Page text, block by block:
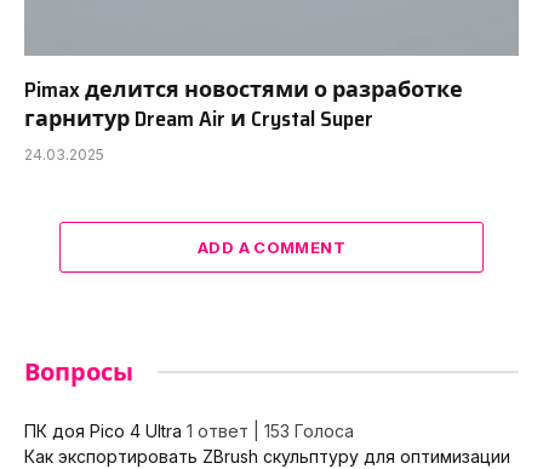
Pimax делится новостями о разработке
гарнитур Dream Air и Crystal Super
24.03.2025
ADD A COMMENT
Вопросы
ПК доя Pico 4 Ultra 1 ответ
153 Голоса
Как экспортировать ZBrush скульптуру для оптимизации